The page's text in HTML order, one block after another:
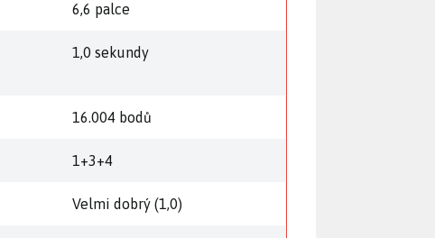
6,6 palce
1,0 sekundy
16.004 bodů
1+3+4
Velmi dobrý (1,0)